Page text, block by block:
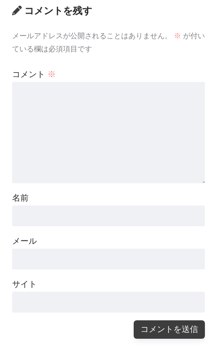
コメントを残す
メールアドレスが公開されることはありません。 ※ が付い
ている欄は必須項目です
コメント ※
名前
メール
サイト